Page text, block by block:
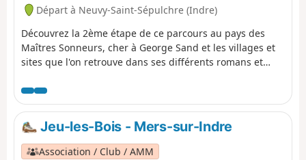
Départ à Neuvy-Saint-Sépulchre (Indre)
Découvrez la 2ème étape de ce parcours au pays des
Maîtres Sonneurs, cher à George Sand et les villages et
sites que l'on retrouve dans ses différents romans et
Jeu-les-Bois - Mers-sur-Indre
Association / Club / AMM